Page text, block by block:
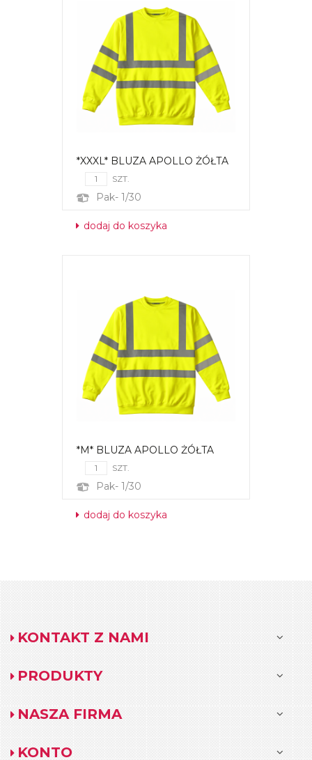
*XXXL* BLUZA APOLLO ŻÓŁTA
SZT.
Pak- 1/30
dodaj do koszyka
*M* BLUZA APOLLO ŻÓŁTA
SZT.
Pak- 1/30
dodaj do koszyka
KONTAKT Z NAMI
PRODUKTY
NASZA FIRMA
KONTO